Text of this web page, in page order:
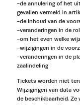
-de annulering of het
gevallen vermeld in
-de inhoud van de
-veranderingen in de
-om het even welke
-wijzigingen in de
-veranderingen in de
zaalindeling
Tickets worden niet
Wijzigingen van data
de beschikbaarheid. Ze